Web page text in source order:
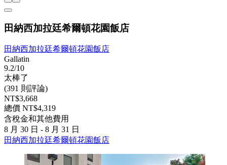
田納西加拉廷希爾頓花園飯店
田納西加拉廷希爾頓花園飯店
Gallatin
9.2/10
太棒了
(391 則評論)
NT$3,668
總價 NT$4,319
含稅金和其他費用
8 月 30 日 - 8 月 31 日
田納西加拉廷希爾頓花園飯店